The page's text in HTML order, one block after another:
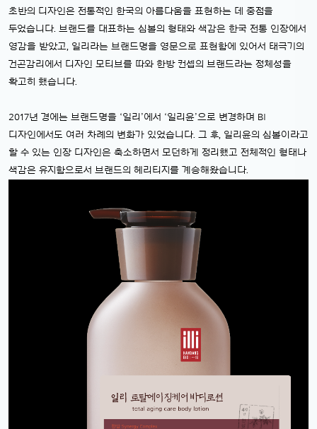
초반의 디자인은 전통적인 한국의 아름다움을 표현하는 데 중점을
두었습니다. 브랜드를 대표하는 심볼의 형태와 색감은 한국 전통 인장에서
영감을 받았고, 일리라는 브랜드명을 영문으로 표현함에 있어서 태극기의
건곤감리에서 디자인 모티브를 따와 한방 컨셉의 브랜드라는 정체성을
확고히 했습니다.
2017년 경에는 브랜드명을 ‘일리’에서 ‘일리윤’으로 변경하며 BI
디자인에서도 여러 차례의 변화가 있었습니다. 그 후, 일리윤의 심볼이라고
할 수 있는 인장 디자인은 축소하면서 모던하게 정리했고 전체적인 형태나
색감은 유지함으로서 브랜드의 헤리티지를 계승해왔습니다.